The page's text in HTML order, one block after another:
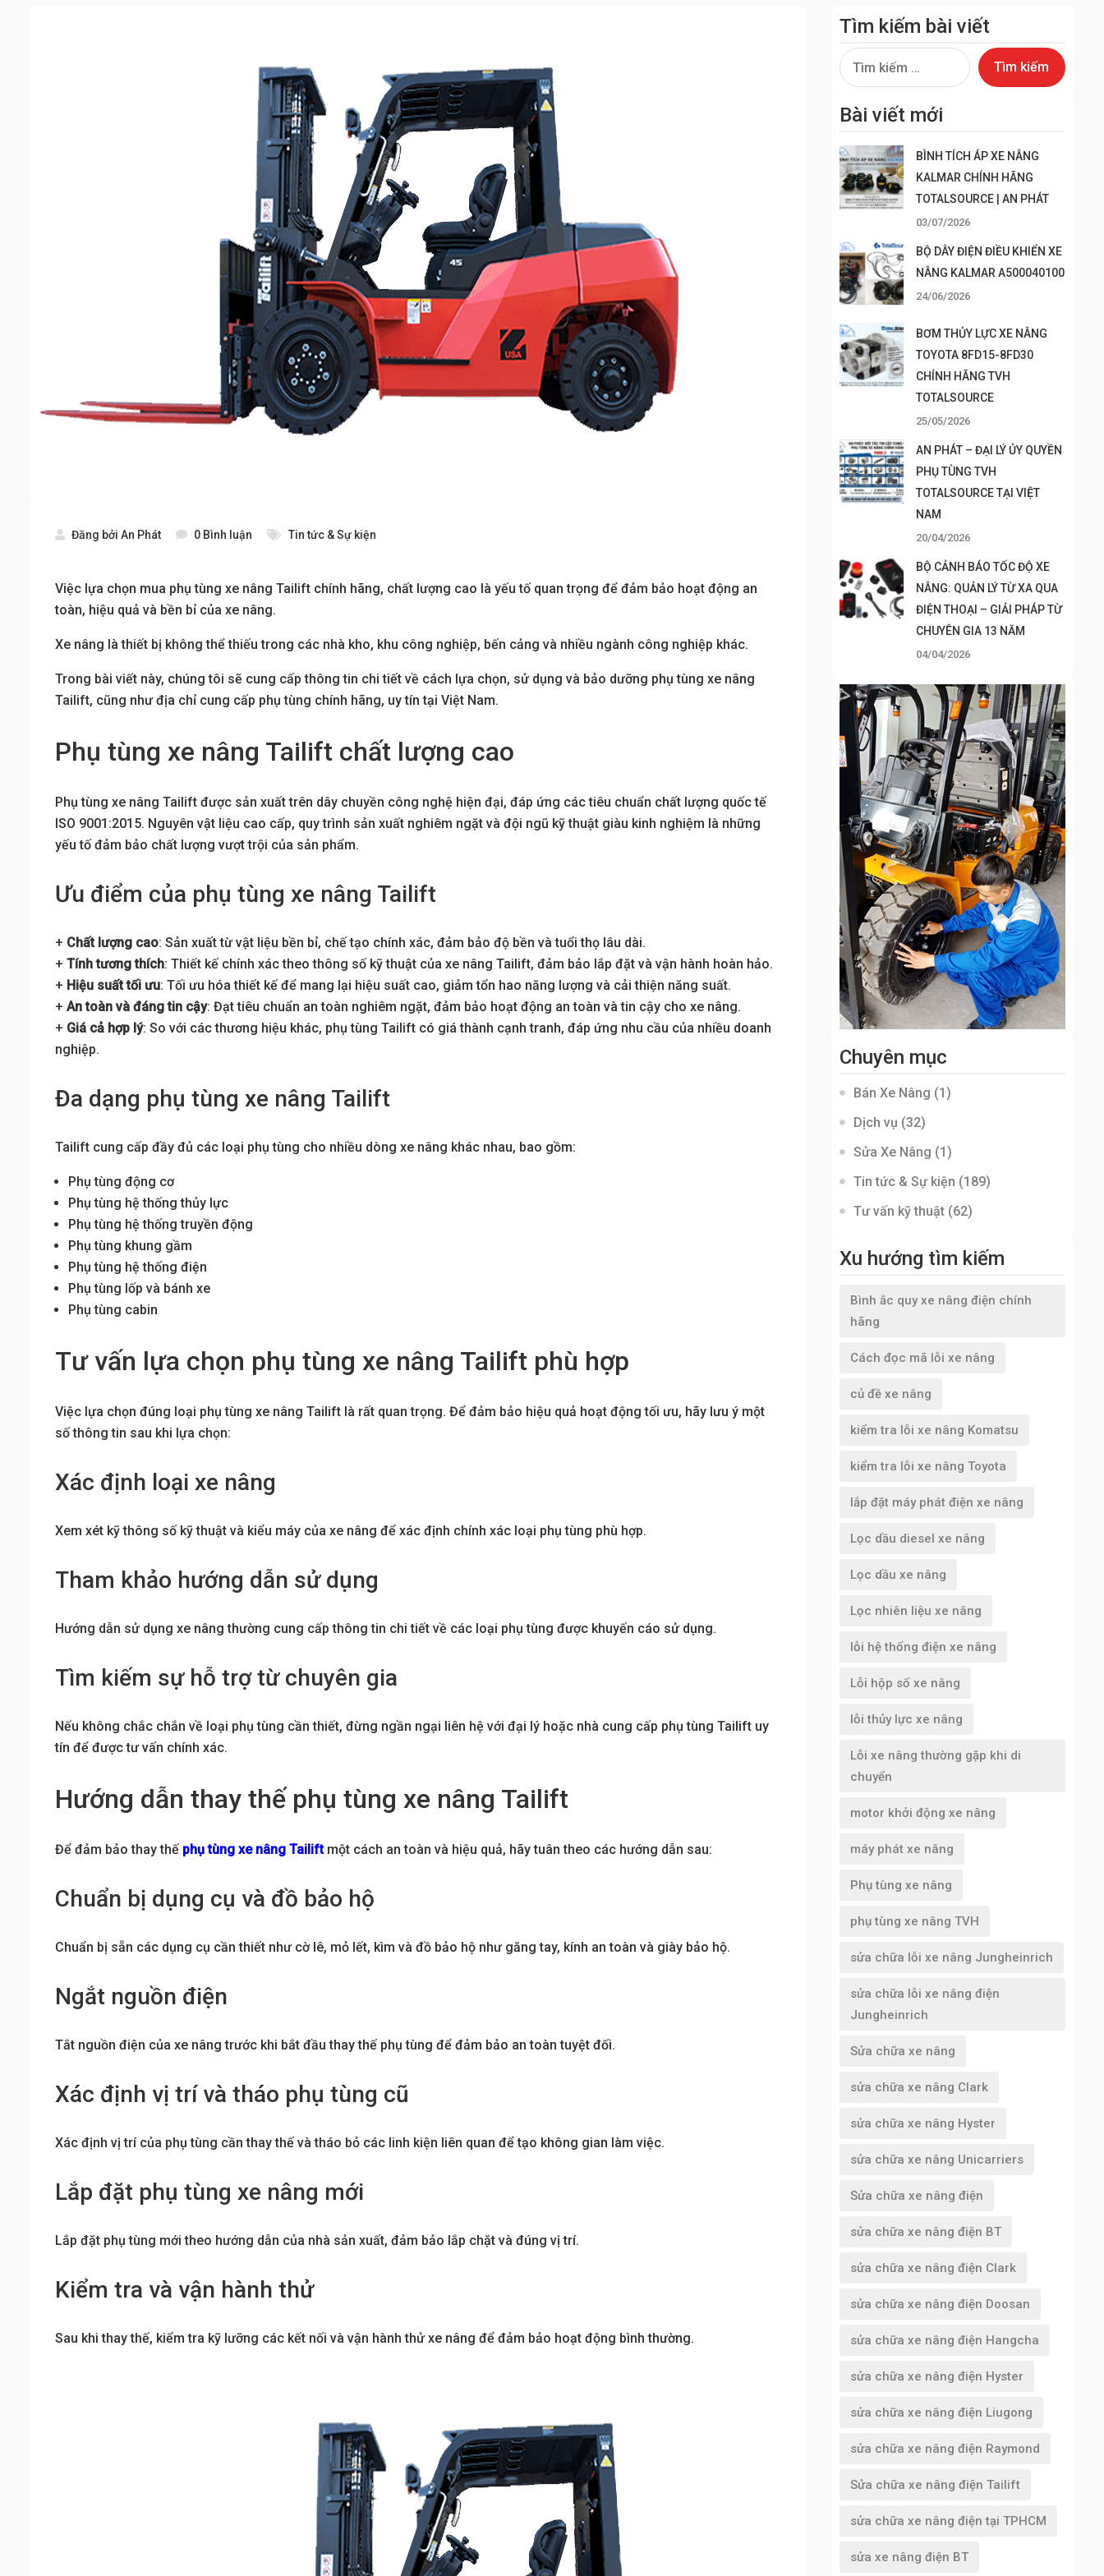
Đăng bởi An Phát 0 Bình luận Tin tức & Sự kiện
Việc lựa chọn mua phụ tùng xe nâng Tailift chính hãng, chất lượng cao là yếu tố quan trọng để đảm bảo hoạt động an
toàn, hiệu quả và bền bỉ của xe nâng.
Xe nâng là thiết bị không thể thiếu trong các nhà kho, khu công nghiệp, bến cảng và nhiều ngành công nghiệp khác.
Trong bài viết này, chúng tôi sẽ cung cấp thông tin chi tiết về cách lựa chọn, sử dụng và bảo dưỡng phụ tùng xe nâng
Tailift, cũng như địa chỉ cung cấp phụ tùng chính hãng, uy tín tại Việt Nam.
Phụ tùng xe nâng Tailift chất lượng cao
Phụ tùng xe nâng Tailift được sản xuất trên dây chuyền công nghệ hiện đại, đáp ứng các tiêu chuẩn chất lượng quốc tế
ISO 9001:2015. Nguyên vật liệu cao cấp, quy trình sản xuất nghiêm ngặt và đội ngũ kỹ thuật giàu kinh nghiệm là những
yếu tố đảm bảo chất lượng vượt trội của sản phẩm.
Ưu điểm của phụ tùng xe nâng Tailift
+ Chất lượng cao: Sản xuất từ vật liệu bền bỉ, chế tạo chính xác, đảm bảo độ bền và tuổi thọ lâu dài.
+ Tính tương thích: Thiết kế chính xác theo thông số kỹ thuật của xe nâng Tailift, đảm bảo lắp đặt và vận hành hoàn hảo.
+ Hiệu suất tối ưu: Tối ưu hóa thiết kế để mang lại hiệu suất cao, giảm tổn hao năng lượng và cải thiện năng suất.
+ An toàn và đáng tin cậy: Đạt tiêu chuẩn an toàn nghiêm ngặt, đảm bảo hoạt động an toàn và tin cậy cho xe nâng.
+ Giá cả hợp lý: So với các thương hiệu khác, phụ tùng Tailift có giá thành cạnh tranh, đáp ứng nhu cầu của nhiều doanh
nghiệp.
Đa dạng phụ tùng xe nâng Tailift
Tailift cung cấp đầy đủ các loại phụ tùng cho nhiều dòng xe nâng khác nhau, bao gồm:
Phụ tùng động cơ
Phụ tùng hệ thống thủy lực
Phụ tùng hệ thống truyền động
Phụ tùng khung gầm
Phụ tùng hệ thống điện
Phụ tùng lốp và bánh xe
Phụ tùng cabin
Tư vấn lựa chọn phụ tùng xe nâng Tailift phù hợp
Việc lựa chọn đúng loại phụ tùng xe nâng Tailift là rất quan trọng. Để đảm bảo hiệu quả hoạt động tối ưu, hãy lưu ý một
số thông tin sau khi lựa chọn:
Xác định loại xe nâng
Xem xét kỹ thông số kỹ thuật và kiểu máy của xe nâng để xác định chính xác loại phụ tùng phù hợp.
Tham khảo hướng dẫn sử dụng
Hướng dẫn sử dụng xe nâng thường cung cấp thông tin chi tiết về các loại phụ tùng được khuyến cáo sử dụng.
Tìm kiếm sự hỗ trợ từ chuyên gia
Nếu không chắc chắn về loại phụ tùng cần thiết, đừng ngần ngại liên hệ với đại lý hoặc nhà cung cấp phụ tùng Tailift uy
tín để được tư vấn chính xác.
Hướng dẫn thay thế phụ tùng xe nâng Tailift
Để đảm bảo thay thế phụ tùng xe nâng Tailiftmột cách an toàn và hiệu quả, hãy tuân theo các hướng dẫn sau:
Chuẩn bị dụng cụ và đồ bảo hộ
Chuẩn bị sẵn các dụng cụ cần thiết như cờ lê, mỏ lết, kìm và đồ bảo hộ như găng tay, kính an toàn và giày bảo hộ.
Ngắt nguồn điện
Tắt nguồn điện của xe nâng trước khi bắt đầu thay thế phụ tùng để đảm bảo an toàn tuyệt đối.
Xác định vị trí và tháo phụ tùng cũ
Xác định vị trí của phụ tùng cần thay thế và tháo bỏ các linh kiện liên quan để tạo không gian làm việc.
Lắp đặt phụ tùng xe nâng mới
Lắp đặt phụ tùng mới theo hướng dẫn của nhà sản xuất, đảm bảo lắp chặt và đúng vị trí.
Kiểm tra và vận hành thử
Sau khi thay thế, kiểm tra kỹ lưỡng các kết nối và vận hành thử xe nâng để đảm bảo hoạt động bình thường.
Tìm kiếm bài viết
Tìm
kiếm
Bài viết mới
BÌNH TÍCH ÁP XE NÂNG
KALMAR CHÍNH HÃNG
TOTALSOURCE | AN PHÁT
03/07/2026
BỘ DÂY ĐIỆN ĐIỀU KHIỂN XE
NÂNG KALMAR A500040100
24/06/2026
BƠM THỦY LỰC XE NÂNG
TOYOTA 8FD15-8FD30
CHÍNH HÃNG TVH
TOTALSOURCE
25/05/2026
AN PHÁT – ĐẠI LÝ ỦY QUYỀN
PHỤ TÙNG TVH
TOTALSOURCE TẠI VIỆT
NAM
20/04/2026
BỘ CẢNH BÁO TỐC ĐỘ XE
NÂNG: QUẢN LÝ TỪ XA QUA
ĐIỆN THOẠI – GIẢI PHÁP TỪ
CHUYÊN GIA 13 NĂM
04/04/2026
Chuyên mục
Bán Xe Nâng (1)
Dịch vụ (32)
Sửa Xe Nâng (1)
Tin tức & Sự kiện (189)
Tư vấn kỹ thuật (62)
Xu hướng tìm kiếm
Bình ắc quy xe nâng điện chính
hãng
Cách đọc mã lỗi xe nâng
củ đề xe nâng
kiểm tra lỗi xe nâng Komatsu
kiểm tra lỗi xe nâng Toyota
lắp đặt máy phát điện xe nâng
Lọc dầu diesel xe nâng
Lọc dầu xe nâng
Lọc nhiên liệu xe nâng
lỗi hệ thống điện xe nâng
Lỗi hộp số xe nâng
lỗi thủy lực xe nâng
Lỗi xe nâng thường gặp khi di
chuyển
motor khởi động xe nâng
máy phát xe nâng
Phụ tùng xe nâng
phụ tùng xe nâng TVH
sửa chữa lỗi xe nâng Jungheinrich
sửa chữa lỗi xe nâng điện
Jungheinrich
Sửa chữa xe nâng
sửa chữa xe nâng Clark
sửa chữa xe nâng Hyster
sửa chữa xe nâng Unicarriers
Sửa chữa xe nâng điện
sửa chữa xe nâng điện BT
sửa chữa xe nâng điện Clark
sửa chữa xe nâng điện Doosan
sửa chữa xe nâng điện Hangcha
sửa chữa xe nâng điện Hyster
sửa chữa xe nâng điện Liugong
sửa chữa xe nâng điện Raymond
Sửa chữa xe nâng điện Tailift
sửa chữa xe nâng điện tại TPHCM
sửa xe nâng điện BT